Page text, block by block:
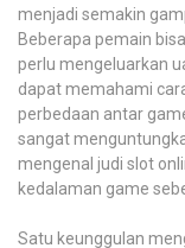
menjadi semakin
Beberapa pemain
perlu mengeluarkan
dapat memahami
perbedaan antar
sangat
mengenal judi slot
kedalaman game
Satu keunggulan